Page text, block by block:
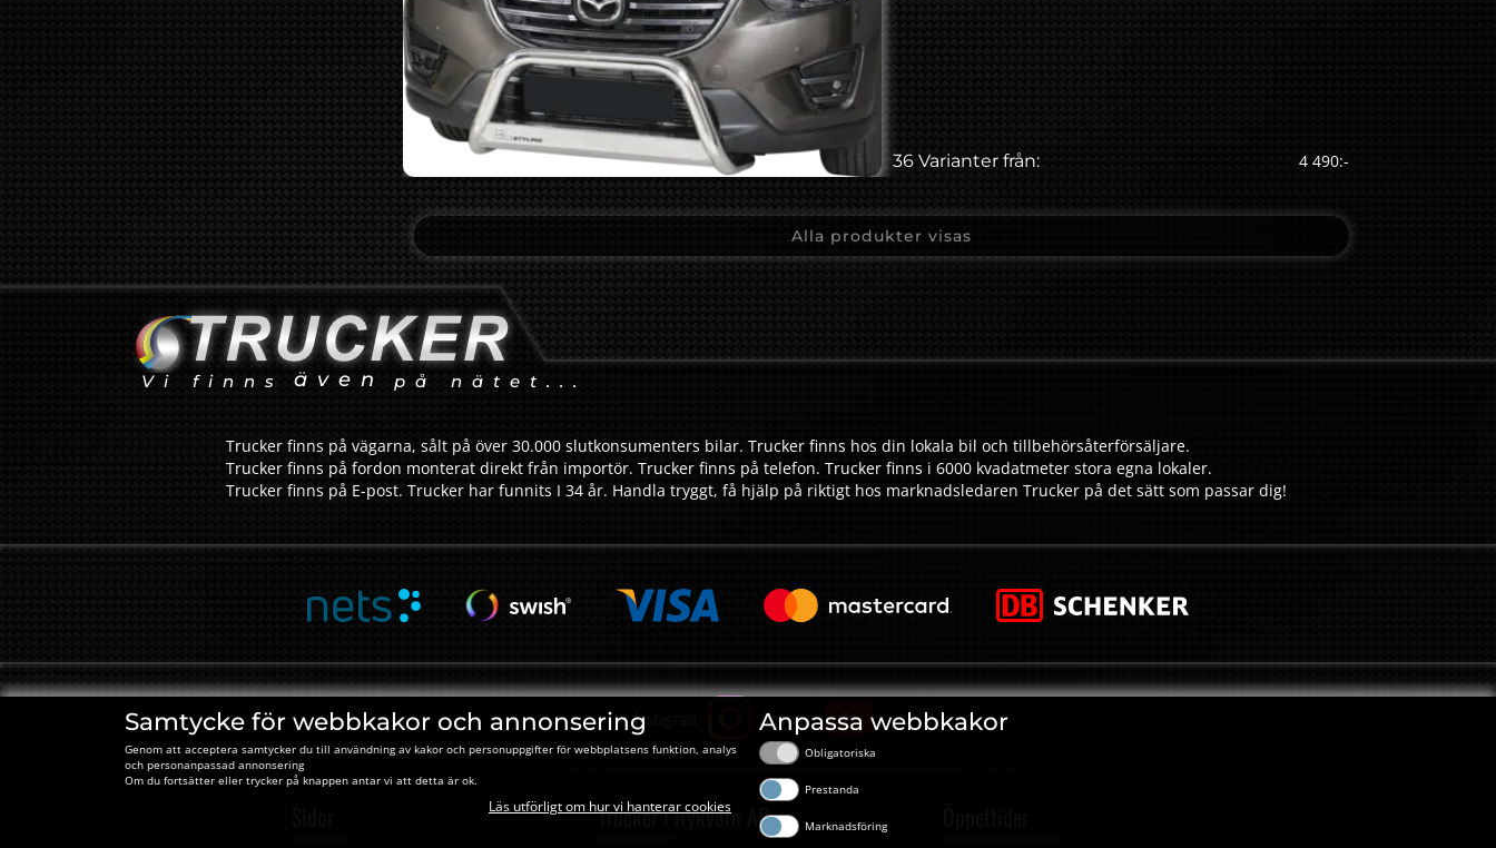
Samtycke för webbkakor och annonsering
Genom att acceptera samtycker du till användning av kakor och personuppgifter för webbplatsens funktion, analys
och personanpassad annonsering
Om du fortsätter eller trycker på knappen antar vi att detta är ok.
Läs utförligt om hur vi hanterar cookies
Anpassa webbkakor
Obligatoriska
Prestanda
Marknadsföring
36 Varianter från: 4 490:-
Alla produkter visas
Vi finns även på nätet...
Trucker finns på vägarna, sålt på över 30.000 slutkonsumenters bilar. Trucker finns hos din lokala bil och tillbehörsåterförsäljare.
Trucker finns på fordon monterat direkt från importör. Trucker finns på telefon. Trucker finns i 6000 kvadatmeter stora egna lokaler.
Trucker finns på E-post. Trucker har funnits I 34 år. Handla tryggt, få hjälp på riktigt hos marknadsledaren Trucker på det sätt som passar dig!
Instagram Youtube
Trucker i Nykvarn AB